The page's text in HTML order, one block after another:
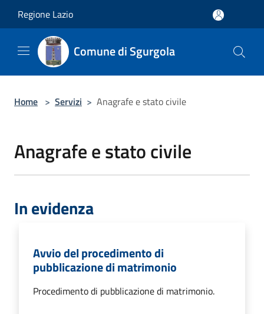
Regione Lazio
Comune di Sgurgola
Home > Servizi > Anagrafe e stato civile
Anagrafe e stato civile
In evidenza
Avvio del procedimento di
pubblicazione di matrimonio
Procedimento di pubblicazione di matrimonio.